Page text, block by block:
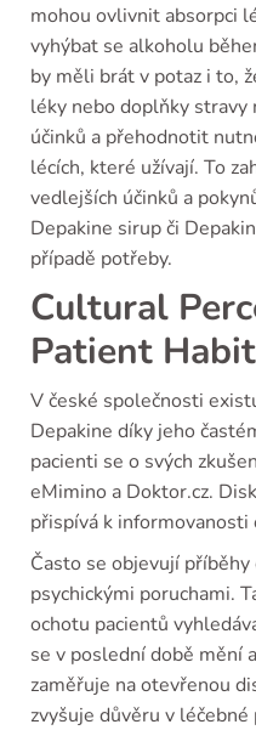
mohou ovlivnit absorpci
vyhýbat se alkoholu
by měli brát v potaz i to,
léky nebo doplňky stravy
účinků a přehodnotit
lécích, které užívají. To
vedlejších účinků a
Depakine sirup či
případě potřeby.
Cultural
Patient
V české společnosti
Depakine díky jeho
pacienti se o svých
eMimino a Doktor.cz.
přispívá k informovanosti
Často se objevují
psychickými poruchami.
ochotu pacientů
se v poslední době mění
zaměřuje na otevřenou
zvyšuje důvěru v